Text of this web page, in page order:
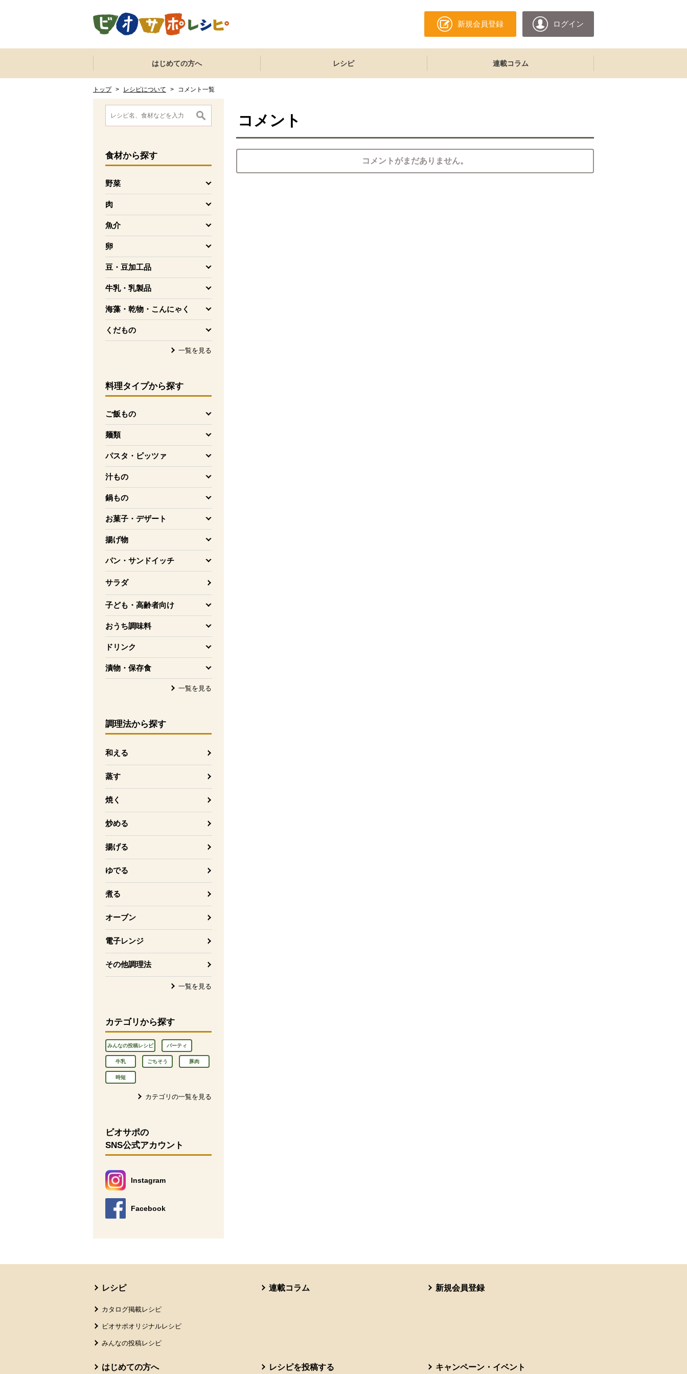
新規会員登録 ログイン
ここからサイト内共通メニューです。
サイト内共通メニューをスキップする
はじめての方へ レシピ 連載コラム
トップ > レシピについて > コメント一覧
ここから消費材検索メニューです。
食材から探す
野菜
を開く
肉
を開く
魚介
を開く
卵
を開く
豆・豆加工品
を開く
牛乳・乳製品
を開く
海藻・乾物・こんにゃく
を開く
くだもの
を開く
一覧を見る
料理タイプから探す
ご飯もの
を開く
麺類
を開く
パスタ・ピッツァ
を開く
汁もの
を開く
鍋もの
を開く
お菓子・デザート
を開く
揚げ物
を開く
パン・サンドイッチ
を開く
サラダ
子ども・高齢者向け
を開く
おうち調味料
を開く
ドリンク
を開く
漬物・保存食
を開く
一覧を見る
調理法から探す
和える
蒸す
焼く
炒める
揚げる
ゆでる
煮る
オーブン
電子レンジ
その他調理法
一覧を見る
カテゴリから探す
みんなの投稿レシピ パーティ
牛乳 ごちそう 豚肉
時短
カテゴリの一覧を見る
消費材検索メニューここまで。
ここから本文です。
ビオサポの
SNS公式アカウント
Instagram
別のウィンドウで開きます。
Facebook
別のウィンドウで開きます。
コメント
コメントがまだありません。
レシピ
カタログ掲載レシピ
ビオサポオリジナルレシピ
みんなの投稿レシピ
連載コラム 新規会員登録
はじめての方へ レシピを投稿する キャンペーン・イベント